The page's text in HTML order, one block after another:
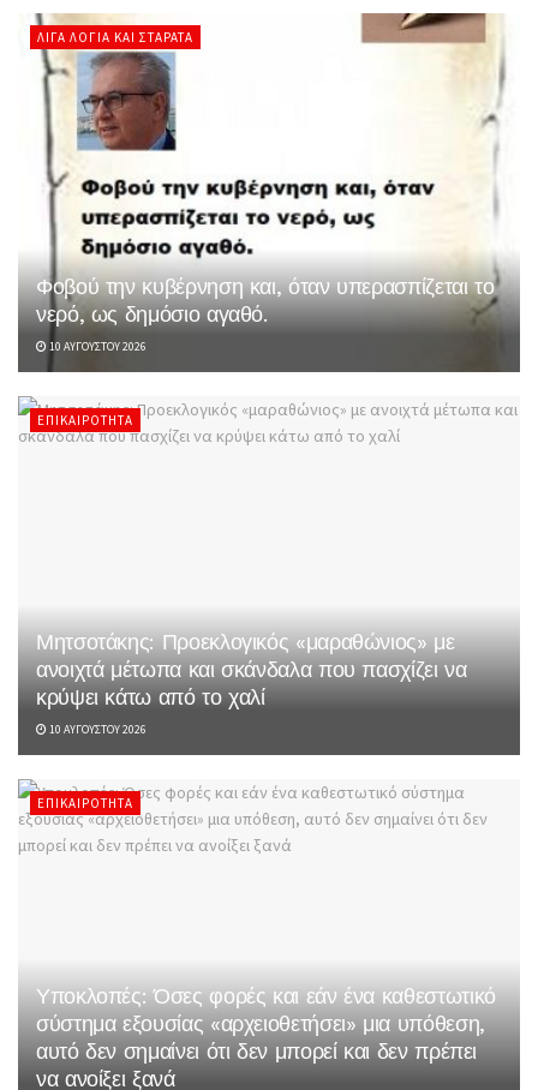
ΛΊΓΑ ΛΌΓΙΑ ΚΑΙ ΣΤΑΡΆΤΑ
Φοβού την κυβέρνηση και, όταν υπερασπίζεται το
νερό, ως δημόσιο αγαθό.
10 ΑΥΓΟΎΣΤΟΥ 2026
ΕΠΙΚΑΙΡΌΤΗΤΑ
Μητσοτάκης: Προεκλογικός «μαραθώνιος» με
ανοιχτά μέτωπα και σκάνδαλα που πασχίζει να
κρύψει κάτω από το χαλί
10 ΑΥΓΟΎΣΤΟΥ 2026
ΕΠΙΚΑΙΡΌΤΗΤΑ
Υποκλοπές: Όσες φορές και εάν ένα καθεστωτικό
σύστημα εξουσίας «αρχειοθετήσει» μια υπόθεση,
αυτό δεν σημαίνει ότι δεν μπορεί και δεν πρέπει
να ανοίξει ξανά